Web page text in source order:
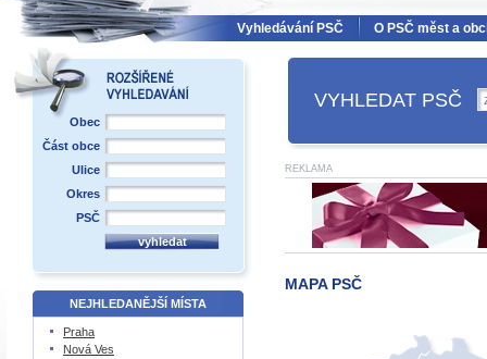
VYHLEDAT PSČ
REKLAMA
MAPA PSČ
Obec
Část obce
Ulice
Okres
PSČ
NEJHLEDANĚJŠÍ MÍSTA
Praha
Nová Ves
Vyhledávání PSČ O PSČ měst a